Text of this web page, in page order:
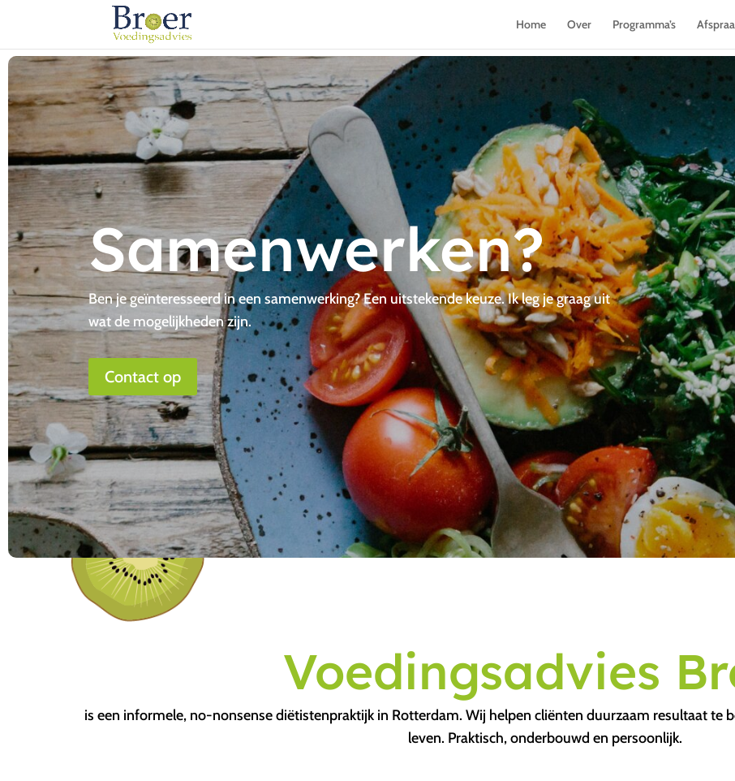
Home Over Programma’s
Samenwerken?
Ben je geïnteresseerd in een samenwerking? Een uitstekende keuze. Ik leg je graag uit
wat de mogelijkheden zijn.
Contact op
Voedingsadvies
is een informele, no-nonsense diëtistenpraktijk in Rotterdam. Wij helpen cliënten duurzaam resultaat te
leven. Praktisch, onderbouwd en persoonlijk.